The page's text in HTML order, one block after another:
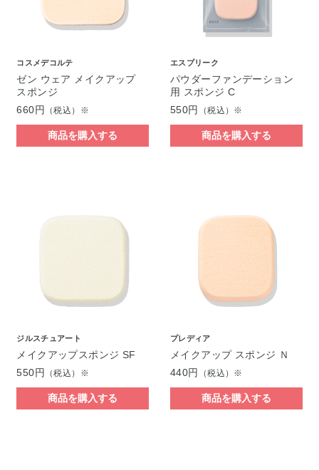
コスメデコルテ
ゼン ウェア メイクアップ
スポンジ
660円
（税込）※
商品を購入する
エスプリーク
パウダーファンデーション
用 スポンジ C
550円
（税込）※
商品を購入する
ジルスチュアート
メイクアップスポンジ SF
550円
（税込）※
商品を購入する
プレディア
メイクアップ スポンジ Ｎ
440円
（税込）※
商品を購入する